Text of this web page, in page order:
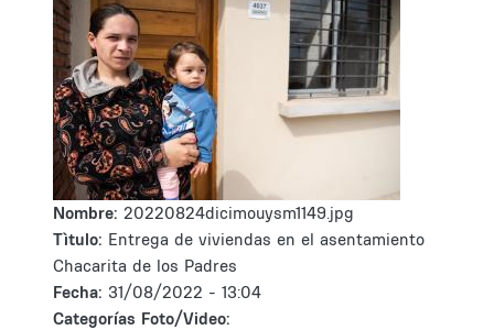
Nombre: 20220824dicimouysm1149.jpg
Tìtulo: Entrega de viviendas en el asentamiento
Chacarita de los Padres
Fecha: 31/08/2022 - 13:04
Categorías Foto/Video: